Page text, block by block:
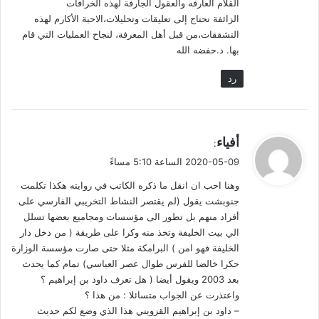
والتحريف الذي أصاب التاريخ والثقافة كبير جداً، وأرى أن للموالي
منه نصيب الأسد. والأمر يستحق البحث والتحقيق للوصول إلى
الحقيقة الناصعة.
أضغط على الرابط أدناه للإطلاع على كامل البحث:
الموالي شق خطير في جدار السنة
القلام العارفه والعقول الجارفة لهذه الخرافات
الزائفة نحتاج إلى تعليقات وتحليلات،الاحبة الأكارم لهذه
التشققات،من قبل أهل المعرفة، لنجاح العمليات التي قام
بها. د.حفضه الله
رد
ي
ل
أفياء:
2020-05-09 الساعة 5:10 مساءً
وهنا احب ان انقل ما ذكره الكاتب في روايته هكذا تكلمت
جنوبشت يقول (لم يقتصر النشاط التخريبي الفارسي على
أفراد منهم بل تطور الى مؤسسات ومجاميع بعضها تسلل
الي بيت الخليفة وتخذ منه وكرا على طريقة ( من دخل دار
الخليفة فهو امن ) البرامكة مثلا حتى صارت مؤسسة الوزارة
حكرا خالضا للفرس طوال عصر العباسي) تمام كما يحدث
بعد 2003 ويقول أيضا ( هل تعرف داود بن إبراهيم ؟
واعتذرت عن الجواب متسائلا : من هذا ؟
– داود بن إبراهيم القزويني هذا الذي وضع لكم حديث